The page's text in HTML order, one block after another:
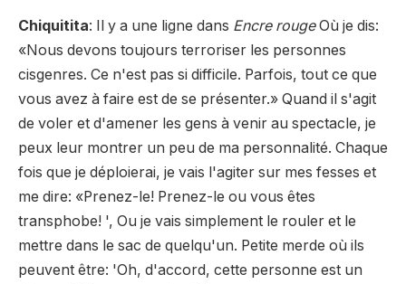
Chiquitita: Il y a une ligne dans Encre rougeOù je dis:
«Nous devons toujours terroriser les personnes
cisgenres. Ce n'est pas si difficile. Parfois, tout ce que
vous avez à faire est de se présenter.» Quand il s'agit
de voler et d'amener les gens à venir au spectacle, je
peux leur montrer un peu de ma personnalité. Chaque
fois que je déploierai, je vais l'agiter sur mes fesses et
me dire: «Prenez-le! Prenez-le ou vous êtes
transphobe! ', Ou je vais simplement le rouler et le
mettre dans le sac de quelqu'un. Petite merde où ils
peuvent être: 'Oh, d'accord, cette personne est un